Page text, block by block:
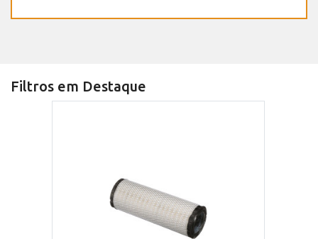
Filtros em Destaque